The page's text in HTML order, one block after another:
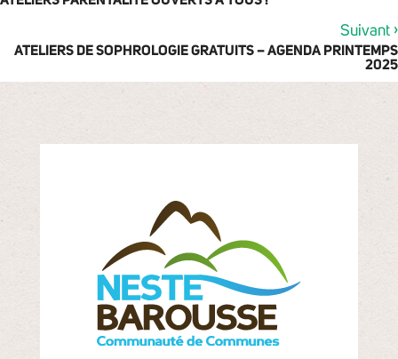
Suivant ›
ATELIERS DE SOPHROLOGIE GRATUITS – AGENDA PRINTEMPS
2025